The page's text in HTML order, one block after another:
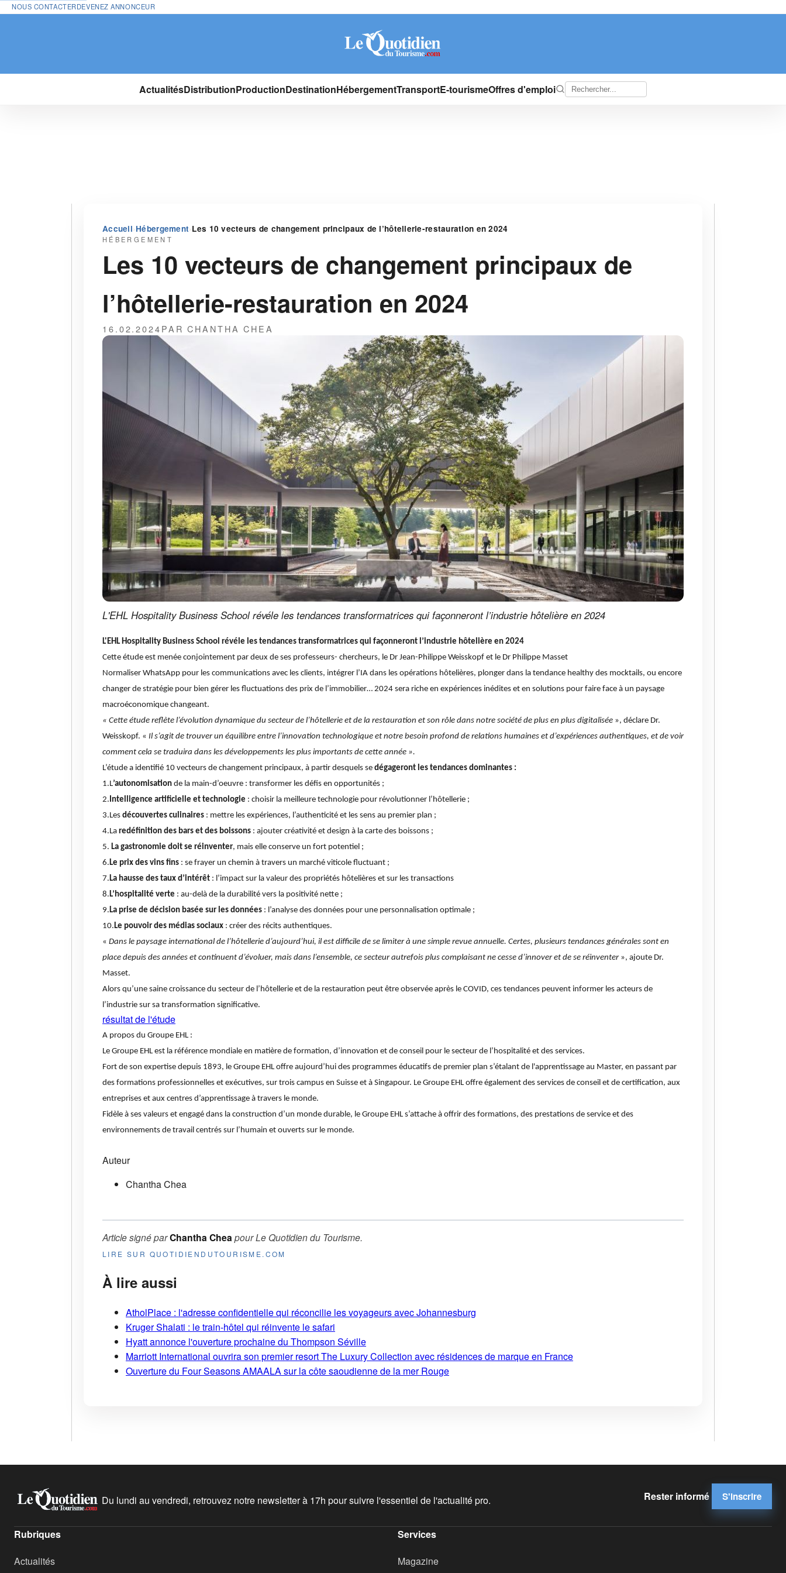
NOUS CONTACTERDEVENEZ ANNONCEUR
ActualitésDistributionProductionDestinationHébergementTransportE-tourismeOffres d'emploi
Accueil›Hébergement›Les 10 vecteurs de changement principaux de l’hôtellerie-restauration en 2024
HÉBERGEMENT
Les 10 vecteurs de changement principaux de
l’hôtellerie-restauration en 2024
16.02.2024PAR CHANTHA CHEA
L'EHL Hospitality Business School révéle les tendances transformatrices qui façonneront l’industrie hôtelière en 2024
L'EHL Hospitality Business School révéle les tendances transformatrices qui façonneront l’industrie hôtelière en 2024
Cette étude est menée conjointement par deux de ses professeurs- chercheurs, le Dr Jean-Philippe Weisskopf et le Dr Philippe Masset
Normaliser WhatsApp pour les communications avec les clients, intégrer l’IA dans les opérations hôtelières, plonger dans la tendance healthy des mocktails, ou encore
changer de stratégie pour bien gérer les fluctuations des prix de l’immobilier… 2024 sera riche en expériences inédites et en solutions pour faire face à un paysage
macroéconomique changeant.
« Cette étude reflète l’évolution dynamique du secteur de l’hôtellerie et de la restauration et son rôle dans notre société de plus en plus digitalisée », déclare Dr.
Weisskopf. « Il s’agit de trouver un équilibre entre l’innovation technologique et notre besoin profond de relations humaines et d’expériences authentiques, et de voir
comment cela se traduira dans les développements les plus importants de cette année ».
L’étude a identifié 10 vecteurs de changement principaux, à partir desquels se dégageront les tendances dominantes :
1.L’autonomisation de la main-d’oeuvre : transformer les défis en opportunités ;
2. Intelligence artificielle et technologie : choisir la meilleure technologie pour révolutionner l’hôtellerie ;
3.Les découvertes culinaires : mettre les expériences, l’authenticité et les sens au premier plan ;
4.La redéfinition des bars et des boissons : ajouter créativité et design à la carte des boissons ;
5. La gastronomie doit se réinventer, mais elle conserve un fort potentiel ;
6. Le prix des vins fins : se frayer un chemin à travers un marché viticole fluctuant ;
7. La hausse des taux d’intérêt : l’impact sur la valeur des propriétés hôtelières et sur les transactions
8. L’hospitalité verte : au-delà de la durabilité vers la positivité nette ;
9. La prise de décision basée sur les données : l’analyse des données pour une personnalisation optimale ;
10. Le pouvoir des médias sociaux : créer des récits authentiques.
« Dans le paysage international de l’hôtellerie d’aujourd’hui, il est difficile de se limiter à une simple revue annuelle. Certes, plusieurs tendances générales sont en
place depuis des années et continuent d’évoluer, mais dans l’ensemble, ce secteur autrefois plus complaisant ne cesse d’innover et de se réinventer», ajoute Dr.
Masset.
Alors qu’une saine croissance du secteur de l’hôtellerie et de la restauration peut être observée après le COVID, ces tendances peuvent informer les acteurs de
l’industrie sur sa transformation significative.
résultat de l'étude
A propos du Groupe EHL :
Le Groupe EHL est la référence mondiale en matière de formation, d’innovation et de conseil pour le secteur de l’hospitalité et des services.
Fort de son expertise depuis 1893, le Groupe EHL offre aujourd’hui des programmes éducatifs de premier plan s’étalant de l'apprentissage au Master, en passant par
des formations professionnelles et exécutives, sur trois campus en Suisse et à Singapour. Le Groupe EHL offre également des services de conseil et de certification, aux
entreprises et aux centres d’apprentissage à travers le monde.
Fidèle à ses valeurs et engagé dans la construction d’un monde durable, le Groupe EHL s’attache à offrir des formations, des prestations de service et des
environnements de travail centrés sur l’humain et ouverts sur le monde.
Auteur
Chantha Chea
Article signé parChantha Chea pourLe Quotidien du Tourisme.
LIRE SUR QUOTIDIENDUTOURISME.COM
À lire aussi
AtholPlace : l'adresse confidentielle qui réconcilie les voyageurs avec Johannesburg
Kruger Shalati : le train-hôtel qui réinvente le safari
Hyatt annonce l'ouverture prochaine du Thompson Séville
Marriott International ouvrira son premier resort The Luxury Collection avec résidences de marque en France
Ouverture du Four Seasons AMAALA sur la côte saoudienne de la mer Rouge
Du lundi au vendredi, retrouvez notre newsletter à 17h pour suivre l'essentiel de l'actualité pro. Rester informé S'inscrire
Rubriques
Actualités
Services
Magazine